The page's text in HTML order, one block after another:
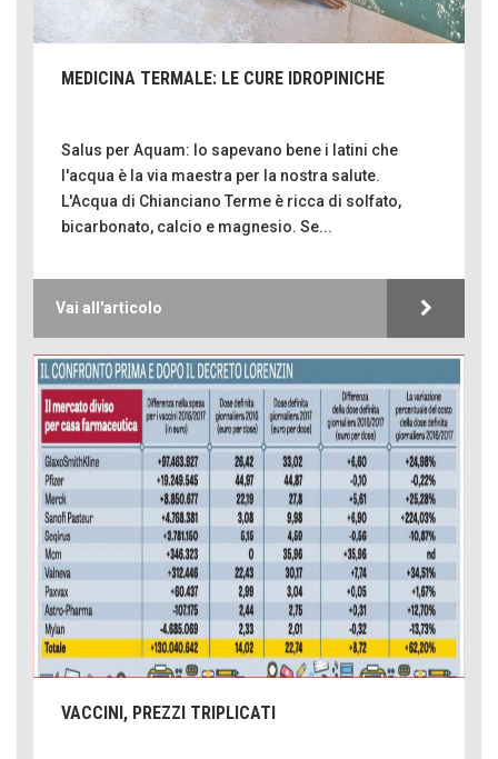
MEDICINA TERMALE: LE CURE IDROPINICHE
Salus per Aquam: lo sapevano bene i latini che
l'acqua è la via maestra per la nostra salute.
L'Acqua di Chianciano Terme è ricca di solfato,
bicarbonato, calcio e magnesio. Se...
Vai all'articolo
VACCINI, PREZZI TRIPLICATI